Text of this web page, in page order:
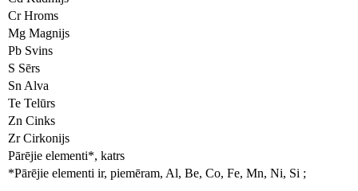
Cr Hroms
Mg Magnijs
Pb Svins
S Sērs
Sn Alva
Te Telūrs
Zn Cinks
Zr Cirkonijs
Pārējie elementi*, katrs
*Pārējie elementi ir, piemēram, Al, Be, Co, Fe, Mn, Ni, Si ;